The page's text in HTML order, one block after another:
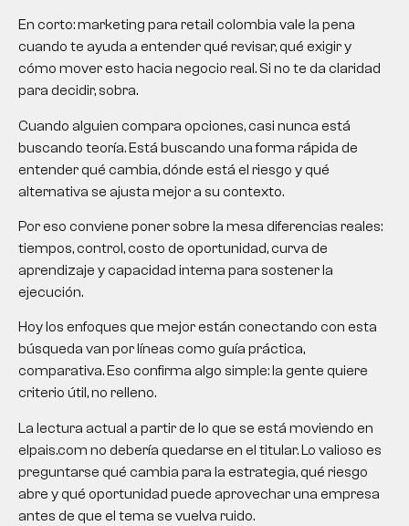
En corto:marketing para retail colombia vale la pena
cuando te ayuda a entender qué revisar, qué exigir y
cómo mover esto hacia negocio real. Si no te da claridad
para decidir, sobra.
Cuando alguien compara opciones, casi nunca está
buscando teoría. Está buscando una forma rápida de
entender qué cambia, dónde está el riesgo y qué
alternativa se ajusta mejor a su contexto.
Por eso conviene poner sobre la mesa diferencias reales:
tiempos, control, costo de oportunidad, curva de
aprendizaje y capacidad interna para sostener la
ejecución.
Hoy los enfoques que mejor están conectando con esta
búsqueda van por líneas como guía práctica,
comparativa. Eso confirma algo simple: la gente quiere
criterio útil, no relleno.
La lectura actual a partir de lo que se está moviendo en
elpais.com no debería quedarse en el titular. Lo valioso es
preguntarse qué cambia para la estrategia, qué riesgo
abre y qué oportunidad puede aprovechar una empresa
antes de que el tema se vuelva ruido.